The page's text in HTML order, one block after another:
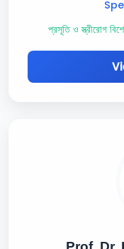
প্রসূতি ও স্ত্রীরোগ